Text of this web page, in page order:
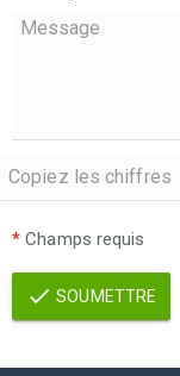
* Champs requis
SOUMETTRE